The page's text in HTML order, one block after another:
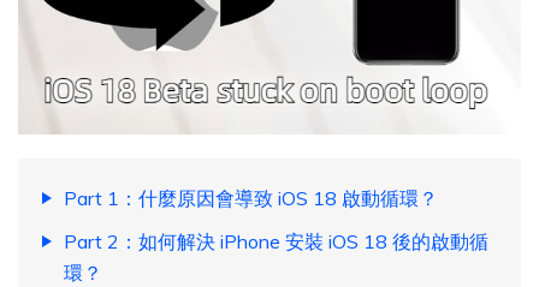
Part 1：什麼原因會導致 iOS 18 啟動循環？
Part 2：如何解決 iPhone 安裝 iOS 18 後的啟動循
環？